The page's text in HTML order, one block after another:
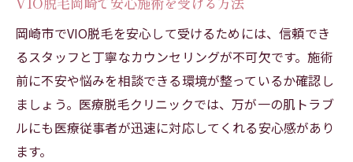
岡崎市でVIO脱毛を安心して受けるためには、信頼でき
るスタッフと丁寧なカウンセリングが不可欠です。施術
前に不安や悩みを相談できる環境が整っているか確認し
ましょう。医療脱毛クリニックでは、万が一の肌トラブ
ルにも医療従事者が迅速に対応してくれる安心感があり
ます。